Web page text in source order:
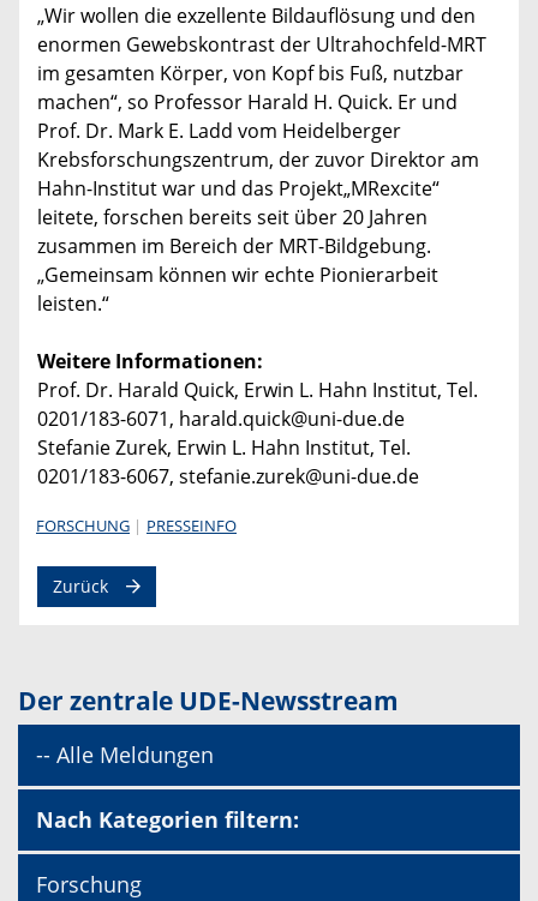
„Wir wollen die exzellente Bildauflösung und den
enormen Gewebskontrast der Ultrahochfeld-MRT
im gesamten Körper, von Kopf bis Fuß, nutzbar
machen“, so Professor Harald H. Quick. Er und
Prof. Dr. Mark E. Ladd vom Heidelberger
Krebsforschungszentrum, der zuvor Direktor am
Hahn-Institut war und das Projekt„MRexcite“
leitete, forschen bereits seit über 20 Jahren
zusammen im Bereich der MRT-Bildgebung.
„Gemeinsam können wir echte Pionierarbeit
leisten.“
Weitere Informationen:
Prof. Dr. Harald Quick, Erwin L. Hahn Institut, Tel.
0201/183-6071, harald.quick@uni-due.de
Stefanie Zurek, Erwin L. Hahn Institut, Tel.
0201/183-6067, stefanie.zurek@uni-due.de
FORSCHUNG PRESSEINFO
Zurück
Der zentrale UDE-Newsstream
-- Alle Meldungen
Nach Kategorien filtern:
Forschung